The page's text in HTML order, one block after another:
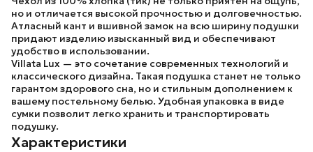
но и отличается высокой прочностью и долговечностью.
Атласный кант и вшивной замок на всю ширину подушки
придают изделию изысканный вид и обеспечивают
удобство в использовании.
Villata Lux — это сочетание современных технологий и
классического дизайна. Такая подушка станет не только
гарантом здорового сна, но и стильным дополнением к
вашему постельному белью. Удобная упаковка в виде
сумки позволит легко хранить и транспортировать
подушку.
Характеристики